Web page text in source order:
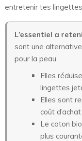
entretenir tes
L’essentiel a
sont une
pour la peau.
Elles
lingettes
Elles sont
coût d’achat
Le coton
plus